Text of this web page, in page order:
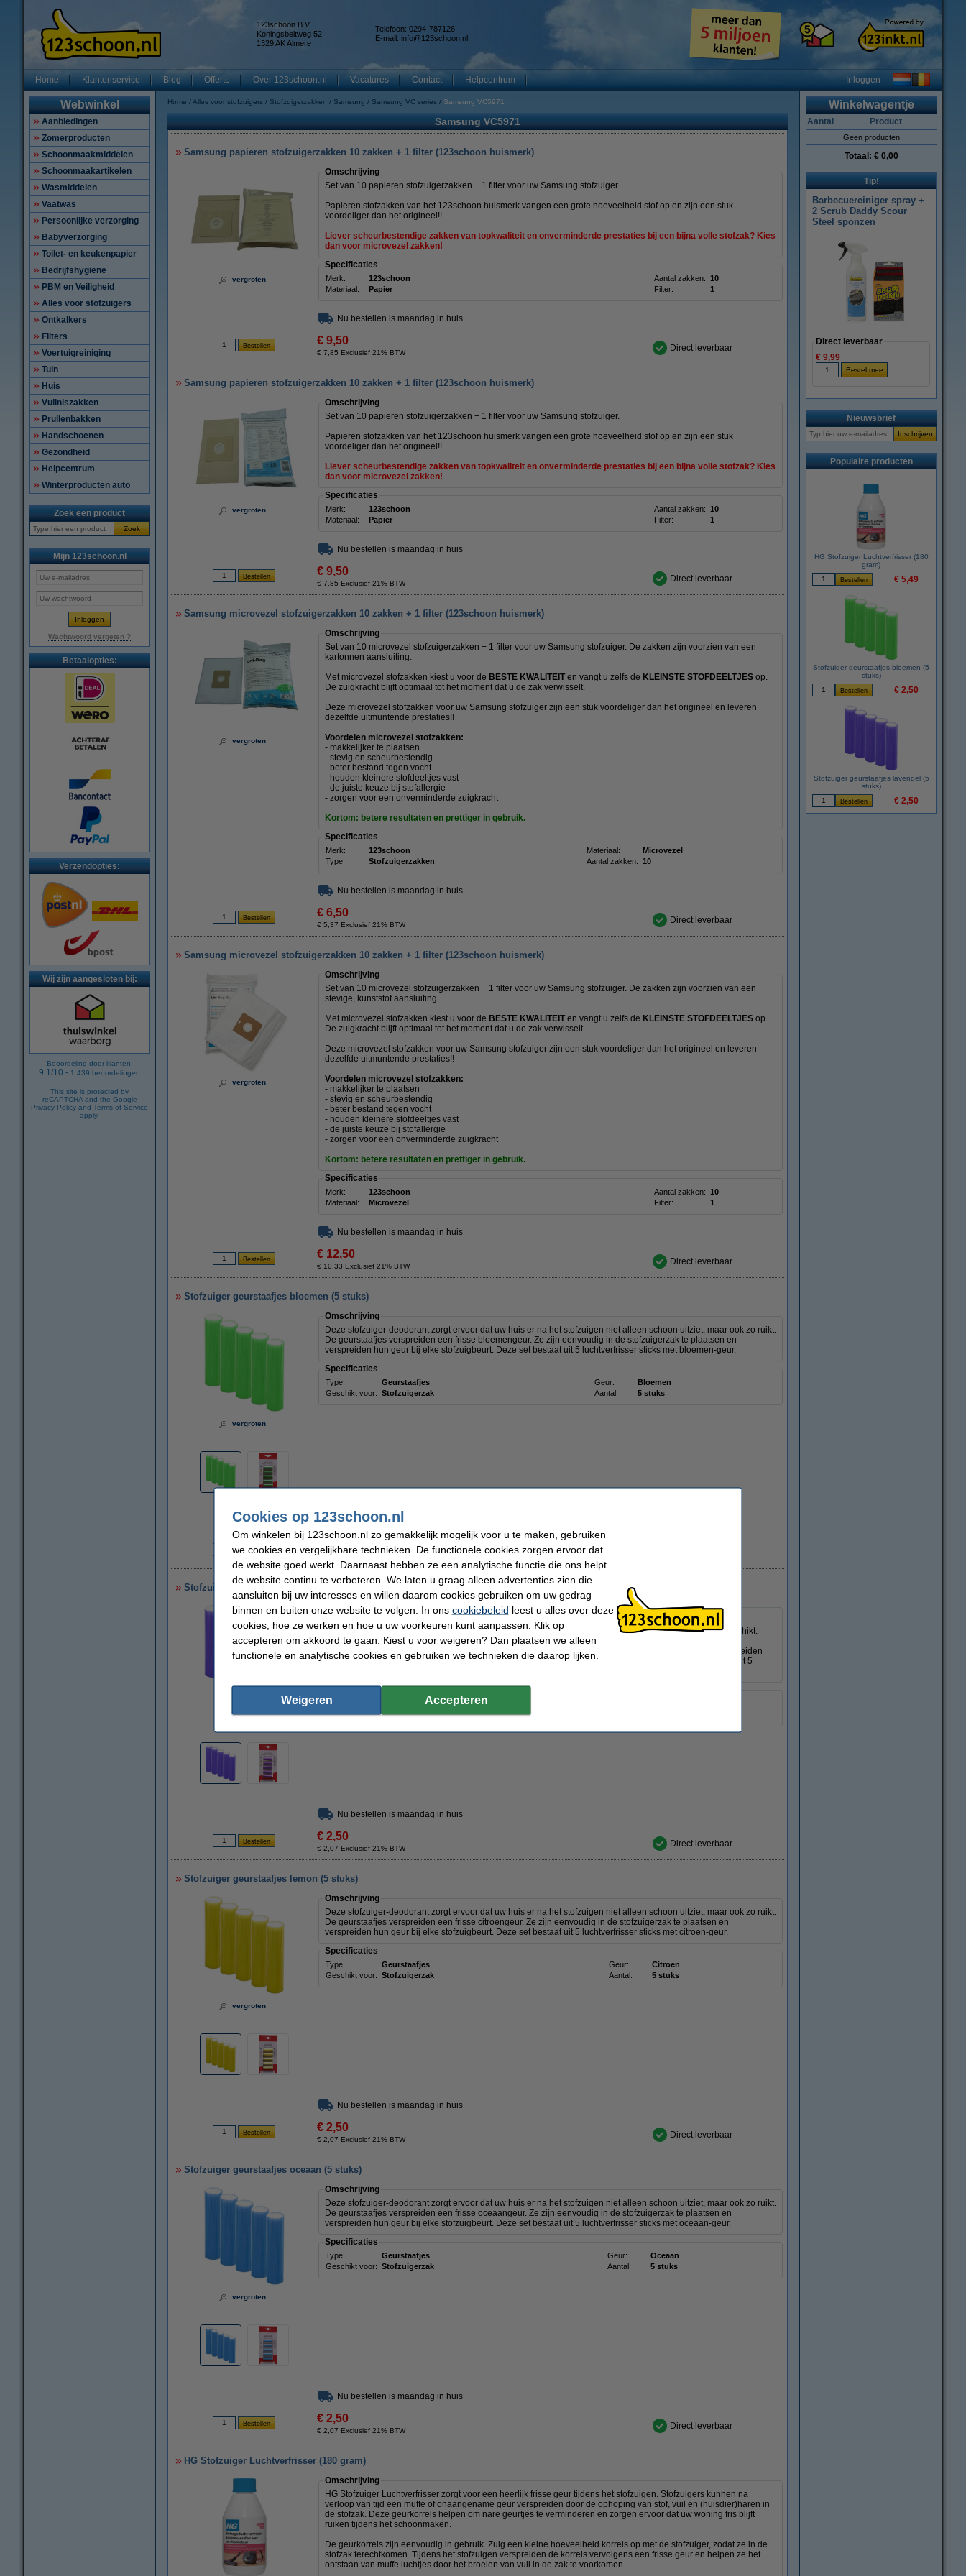
123schoon B.V.
Koningsbeltweg 52
1329 AK Almere
Telefoon: 0294-787126
E-mail: info@123schoon.nl
Home Klantenservice Blog Offerte Over 123schoon.nl Vacatures Contact Helpcentrum Inloggen
Webwinkel
Aanbiedingen
Zomerproducten
Schoonmaakmiddelen
Schoonmaakartikelen
Wasmiddelen
Vaatwas
Persoonlijke verzorging
Babyverzorging
Toilet- en keukenpapier
Bedrijfshygiëne
PBM en Veiligheid
Alles voor stofzuigers
Ontkalkers
Filters
Voertuigreiniging
Tuin
Huis
Vuilniszakken
Prullenbakken
Handschoenen
Gezondheid
Helpcentrum
Winterproducten auto
Zoek een product
Zoek
Mijn 123schoon.nl
Wachtwoord vergeten ?
Betaalopties:
Verzendopties:
Wij zijn aangesloten bij:
Beoordeling door klanten:
9.1/10 - 1.439 beoordelingen
This site is protected by
reCAPTCHA and the Google
Privacy Policy and Terms of Service
apply.
Home Alles voor stofzuigers Stofzuigerzakken Samsung Samsung VC series Samsung VC5971
Samsung VC5971
Samsung papieren stofzuigerzakken 10 zakken + 1 filter (123schoon huismerk)
vergroten
Omschrijving
Set van 10 papieren stofzuigerzakken + 1 filter voor uw Samsung stofzuiger.
Papieren stofzakken van het 123schoon huismerk vangen een grote hoeveelheid stof op en zijn een stuk
voordeliger dan het origineel!!
Liever scheurbestendige zakken van topkwaliteit en onverminderde prestaties bij een bijna volle stofzak? Kies
dan voor microvezel zakken!
Specificaties
Merk: 123schoon Aantal zakken: 10
Materiaal:
Papier Filter: 1
Nu bestellen is maandag in huis
€ 9,50
€ 7,85 Exclusief 21% BTW Direct leverbaar
Samsung papieren stofzuigerzakken 10 zakken + 1 filter (123schoon huismerk)
vergroten
Omschrijving
Set van 10 papieren stofzuigerzakken + 1 filter voor uw Samsung stofzuiger.
Papieren stofzakken van het 123schoon huismerk vangen een grote hoeveelheid stof op en zijn een stuk
voordeliger dan het origineel!!
Liever scheurbestendige zakken van topkwaliteit en onverminderde prestaties bij een bijna volle stofzak? Kies
dan voor microvezel zakken!
Specificaties
Merk: 123schoon Aantal zakken: 10
Materiaal:
Papier Filter: 1
Nu bestellen is maandag in huis
€ 9,50
€ 7,85 Exclusief 21% BTW Direct leverbaar
Samsung microvezel stofzuigerzakken 10 zakken + 1 filter (123schoon huismerk)
vergroten
Omschrijving
Set van 10 microvezel stofzuigerzakken + 1 filter voor uw Samsung stofzuiger. De zakken zijn voorzien van een
kartonnen aansluiting.
Met microvezel stofzakken kiest u voor de BESTE KWALITEITen vangt u zelfs de KLEINSTE STOFDEELTJES op.
De zuigkracht blijft optimaal tot het moment dat u de zak verwisselt.
Deze microvezel stofzakken voor uw Samsung stofzuiger zijn een stuk voordeliger dan het origineel en leveren
dezelfde uitmuntende prestaties!!
Voordelen microvezel stofzakken:
- makkelijker te plaatsen
- stevig en scheurbestendig
- beter bestand tegen vocht
- houden kleinere stofdeeltjes vast
- de juiste keuze bij stofallergie
- zorgen voor een onverminderde zuigkracht
Kortom: betere resultaten en prettiger in gebruik.
Specificaties
Merk: 123schoon Materiaal:
Microvezel
Type:
Stofzuigerzakken Aantal zakken: 10
Nu bestellen is maandag in huis
€ 6,50
€ 5,37 Exclusief 21% BTW Direct leverbaar
Samsung microvezel stofzuigerzakken 10 zakken + 1 filter (123schoon huismerk)
vergroten
Omschrijving
Set van 10 microvezel stofzuigerzakken + 1 filter voor uw Samsung stofzuiger. De zakken zijn voorzien van een
stevige, kunststof aansluiting.
Met microvezel stofzakken kiest u voor de BESTE KWALITEITen vangt u zelfs de KLEINSTE STOFDEELTJES op.
De zuigkracht blijft optimaal tot het moment dat u de zak verwisselt.
Deze microvezel stofzakken voor uw Samsung stofzuiger zijn een stuk voordeliger dan het origineel en leveren
dezelfde uitmuntende prestaties!!
Voordelen microvezel stofzakken:
- makkelijker te plaatsen
- stevig en scheurbestendig
- beter bestand tegen vocht
- houden kleinere stofdeeltjes vast
- de juiste keuze bij stofallergie
- zorgen voor een onverminderde zuigkracht
Kortom: betere resultaten en prettiger in gebruik.
Specificaties
Merk: 123schoon Aantal zakken: 10
Materiaal:
Microvezel Filter: 1
Nu bestellen is maandag in huis
€ 12,50
€ 10,33 Exclusief 21% BTW Direct leverbaar
Stofzuiger geurstaafjes bloemen (5 stuks)
vergroten
Omschrijving
Deze stofzuiger-deodorant zorgt ervoor dat uw huis er na het stofzuigen niet alleen schoon uitziet, maar ook zo ruikt.
De geurstaafjes verspreiden een frisse bloemengeur. Ze zijn eenvoudig in de stofzuigerzak te plaatsen en
verspreiden hun geur bij elke stofzuigbeurt. Deze set bestaat uit 5 luchtverfrisser sticks met bloemen-geur.
Specificaties
Type: Geurstaafjes Geur:
Bloemen
Geschikt voor: Stofzuigerzak Aantal: 5 stuks
Nu bestellen is maandag in huis
€ 2,50
€ 2,07 Exclusief 21% BTW
Stofzuiger geurstaafjes lavendel (5 stuks)
vergroten
Omschrijving
Dankzij deze geurstaafjes ziet uw huis er na het stofzuigen niet alleen schoon uit, maar ruikt het ook zo. De
geurstaafjes verspreiden een frisse lavendelgeur tijdens het stofzuigen en zijn voor elk type stofzuiger geschikt.
De geurstaafjes zijn eenvoudig in de stofzuigerzak, de opvangbak of het stofreservoir te plaatsen en verspreiden
hun geur bij elke stofzuigbeurt. Ze kunnen ook opgezogen worden voor hetzelfde effect. Deze set bestaat uit 5
Specificaties
Type: Geurstaafjes
Geschikt voor: Stofzuigerzak
Nu bestellen is maandag in huis
€ 2,50
€ 2,07 Exclusief 21% BTW Direct leverbaar
Stofzuiger geurstaafjes lemon (5 stuks)
vergroten
Omschrijving
Deze stofzuiger-deodorant zorgt ervoor dat uw huis er na het stofzuigen niet alleen schoon uitziet, maar ook zo ruikt.
De geurstaafjes verspreiden een frisse citroengeur. Ze zijn eenvoudig in de stofzuigerzak te plaatsen en
verspreiden hun geur bij elke stofzuigbeurt. Deze set bestaat uit 5 luchtverfrisser sticks met citroen-geur.
Specificaties
Type: Geurstaafjes Geur:
Citroen
Geschikt voor: Stofzuigerzak Aantal: 5 stuks
Nu bestellen is maandag in huis
€ 2,50
€ 2,07 Exclusief 21% BTW Direct leverbaar
Stofzuiger geurstaafjes oceaan (5 stuks)
vergroten
Omschrijving
Deze stofzuiger-deodorant zorgt ervoor dat uw huis er na het stofzuigen niet alleen schoon uitziet, maar ook zo ruikt.
De geurstaafjes verspreiden een frisse oceaangeur. Ze zijn eenvoudig in de stofzuigerzak te plaatsen en
verspreiden hun geur bij elke stofzuigbeurt. Deze set bestaat uit 5 luchtverfrisser sticks met oceaan-geur.
Specificaties
Type: Geurstaafjes Geur:
Oceaan
Geschikt voor: Stofzuigerzak Aantal: 5 stuks
Nu bestellen is maandag in huis
€ 2,50
€ 2,07 Exclusief 21% BTW Direct leverbaar
HG Stofzuiger Luchtverfrisser (180 gram)
Omschrijving
HG Stofzuiger Luchtverfrisser zorgt voor een heerlijk frisse geur tijdens het stofzuigen. Stofzuigers kunnen na
verloop van tijd een muffe of onaangename geur verspreiden door de ophoping van stof, vuil en (huisdier)haren in
de stofzak. Deze geurkorrels helpen om nare geurtjes te verminderen en zorgen ervoor dat uw woning fris blijft
ruiken tijdens het schoonmaken.
De geurkorrels zijn eenvoudig in gebruik. Zuig een kleine hoeveelheid korrels op met de stofzuiger, zodat ze in de
stofzak terechtkomen. Tijdens het stofzuigen verspreiden de korrels vervolgens een frisse geur en helpen ze het
ontstaan van muffe luchtjes door het broeien van vuil in de zak te voorkomen.
Winkelwagentje
Aantal Product
Geen producten
Totaal: € 0,00
Tip!
Barbecuereiniger spray +
2 Scrub Daddy Scour
Steel sponzen
Direct leverbaar
€ 9,99
Nieuwsbrief
Populaire producten
HG Stofzuiger Luchtverfrisser (180
gram)
€ 5,49
Stofzuiger geurstaafjes bloemen (5
stuks)
€ 2,50
Stofzuiger geurstaafjes lavendel (5
stuks)
€ 2,50
Cookies op 123schoon.nl
Om winkelen bij 123schoon.nl zo gemakkelijk mogelijk voor u te maken, gebruiken
we cookies en vergelijkbare technieken. De functionele cookies zorgen ervoor dat
de website goed werkt. Daarnaast hebben ze een analytische functie die ons helpt
de website continu te verbeteren. We laten u graag alleen advertenties zien die
aansluiten bij uw interesses en willen daarom cookies gebruiken om uw gedrag
binnen en buiten onze website te volgen. In ons cookiebeleid leest u alles over deze
cookies, hoe ze werken en hoe u uw voorkeuren kunt aanpassen. Klik op
accepteren om akkoord te gaan. Kiest u voor weigeren? Dan plaatsen we alleen
functionele en analytische cookies en gebruiken we technieken die daarop lijken.
Weigeren Accepteren